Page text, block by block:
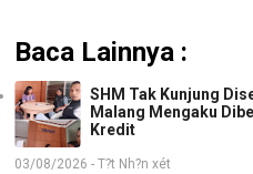
Baca Lainnya :
SHM Tak Kunjung
Malang Mengaku
Kredit
03/08/2026 - T?t Nh?n xét